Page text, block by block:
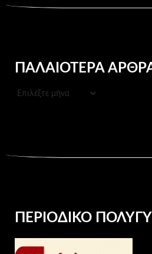
ΠΑΛΑΙΌΤΕΡΑ
ΠΑΛΑΙΌΤΕΡΑ
ΠΕΡΙΟΔΙΚΌ